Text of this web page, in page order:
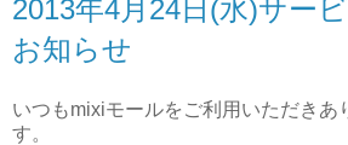
2013年4月24日(水)サー
お知らせ
いつもmixiモールをご利用いただきあ
す。